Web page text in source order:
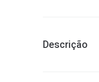
Descrição